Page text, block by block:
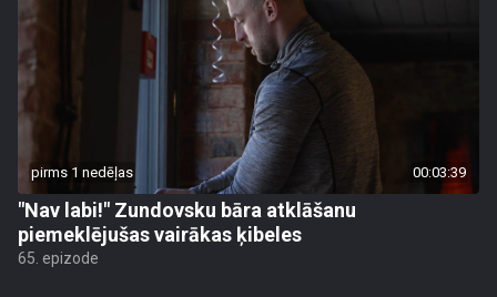
pirms 1 nedēļas 00:03:39
"Nav labi!" Zundovsku bāra atklāšanu
piemeklējušas vairākas ķibeles
65. epizode